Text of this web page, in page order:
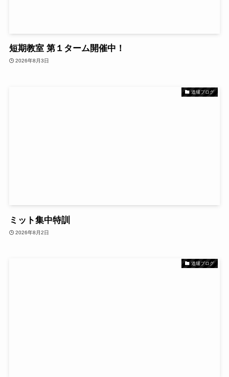
短期教室 第１ターム開催中！
2026年8月3日
道場ブログ
ミット集中特訓
2026年8月2日
道場ブログ